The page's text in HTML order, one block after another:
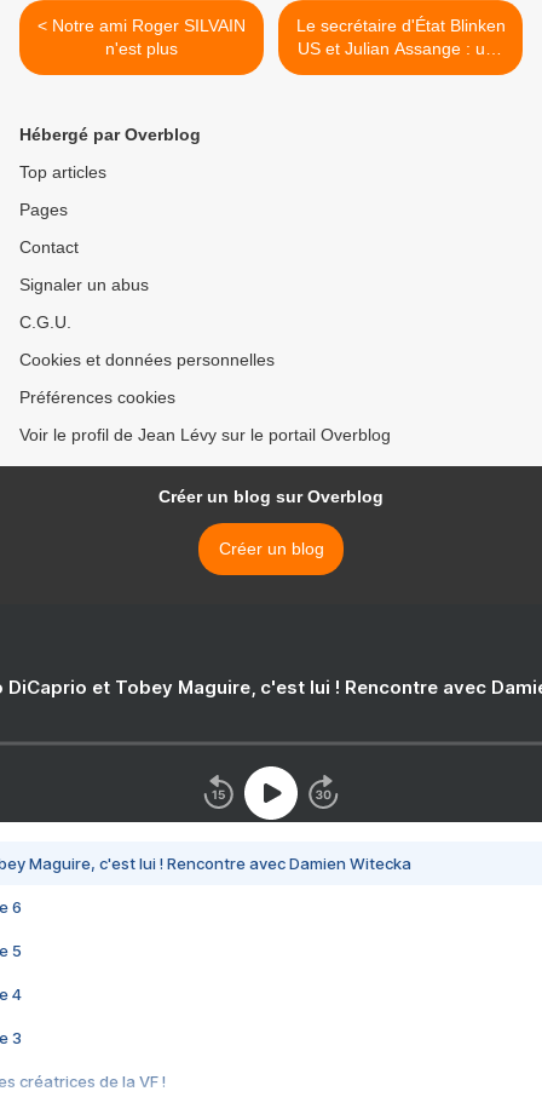
< Notre ami Roger SILVAIN
n'est plus
Le secrétaire d'État Blinken
US et Julian Assange : une
video à voir >
Hébergé par Overblog
Top articles
Pages
Contact
Signaler un abus
C.G.U.
Cookies et données personnelles
Préférences cookies
Voir le profil de Jean Lévy sur le portail Overblog
Créer un blog sur Overblog
Créer un blog
DiCaprio et Tobey Maguire, c'est lui ! Rencontre avec
Maguire, c'est lui ! Rencontre avec Damien Witecka
6
5
4
3
créatrices de la VF !